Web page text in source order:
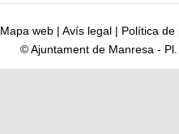
Mapa web | Avís legal | Política de
© Ajuntament de Manresa -